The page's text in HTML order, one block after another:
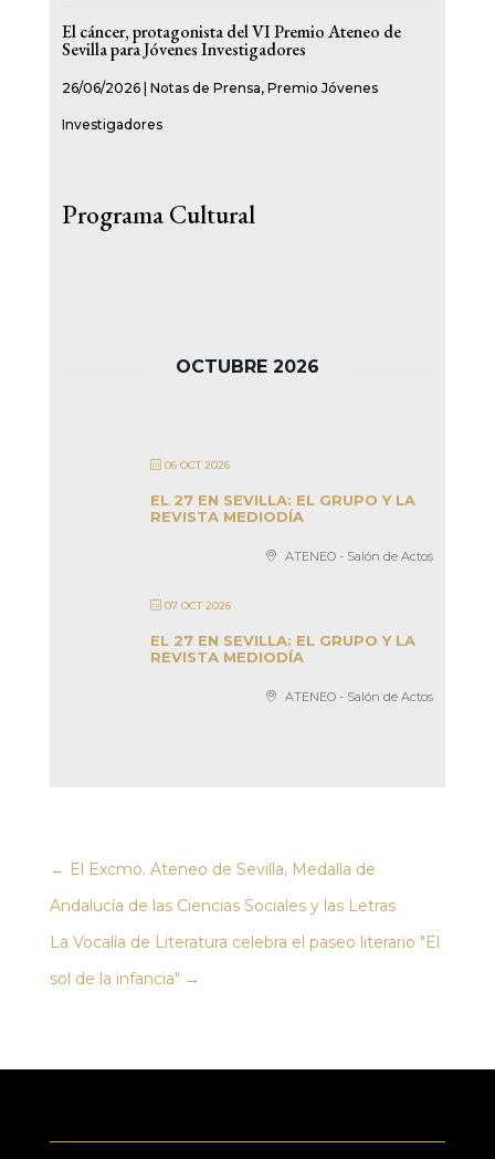
El cáncer, protagonista del VI Premio Ateneo de
Sevilla para Jóvenes Investigadores
26/06/2026| Notas de Prensa, Premio Jóvenes
Investigadores
Programa Cultural
OCTUBRE 2026
06 OCT 2026
EL 27 EN SEVILLA: EL GRUPO Y LA
REVISTA MEDIODÍA
ATENEO - Salón de Actos
07 OCT 2026
EL 27 EN SEVILLA: EL GRUPO Y LA
REVISTA MEDIODÍA
ATENEO - Salón de Actos
← El Excmo. Ateneo de Sevilla, Medalla de
Andalucía de las Ciencias Sociales y las Letras
La Vocalía de Literatura celebra el paseo literario "El
sol de la infancia" →